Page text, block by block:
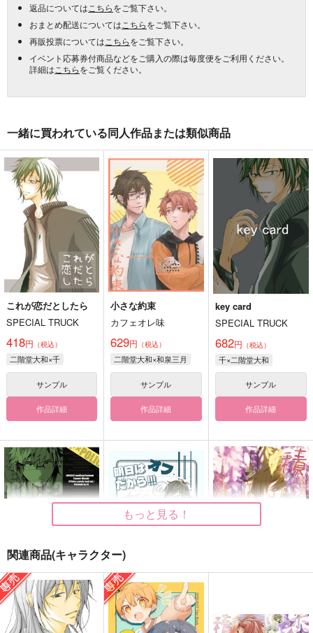
返品については こちらをご覧下さい。
おまとめ配送については こちらをご覧下さい。
再販投票については こちらをご覧下さい。
イベント応募券付商品などをご購入の際は毎度便をご利用ください。
詳細は こちらをご覧ください。
一緒に買われている同人作品または類似商品
これが恋だとしたら
SPECIAL TRUCK
418円 （税込）
二階堂大和×千
サンプル
作品詳細
小さな約束
カフェオレ味
629円 （税込）
二階堂大和×和泉三月
サンプル
作品詳細
key card
SPECIAL TRUCK
682円 （税込）
千×二階堂大和
サンプル
作品詳細
POLICE？
×POLICE？=
ドワーフむら
明日はオフだか
ら！！！
la frutta
Apple Spice
もっと見る！
関連商品(キャラクター)